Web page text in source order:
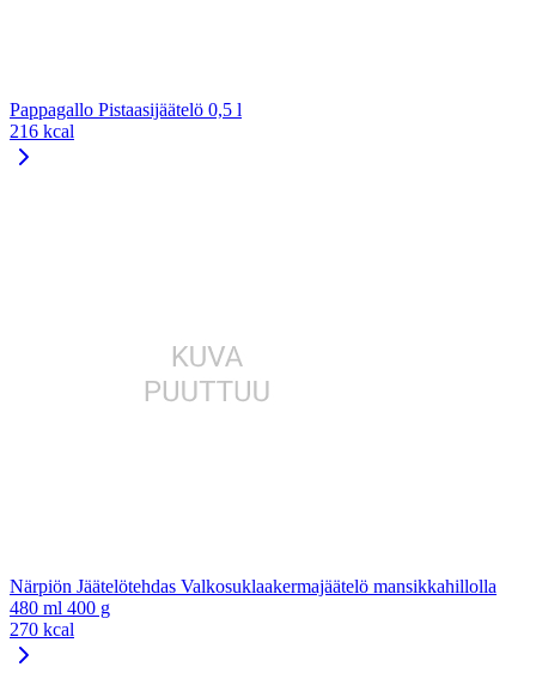
Pappagallo Pistaasijäätelö 0,5 l
216 kcal
Närpiön Jäätelötehdas Valkosuklaakermajäätelö mansikkahillolla
480 ml 400 g
270 kcal